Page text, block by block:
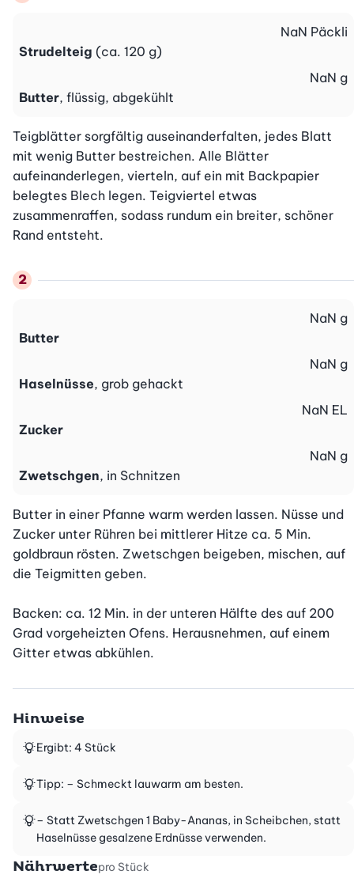
Strudelteig (ca. 120 g)
NaN Päckli
Butter, flüssig, abgekühlt
NaN g
Teigblätter sorgfältig auseinanderfalten, jedes Blatt
mit wenig Butter bestreichen. Alle Blätter
aufeinanderlegen, vierteln, auf ein mit Backpapier
belegtes Blech legen. Teigviertel etwas
zusammenraffen, sodass rundum ein breiter, schöner
Rand entsteht.
Butter
NaN g
Haselnüsse, grob gehackt
NaN g
Zucker
NaN EL
Zwetschgen, in Schnitzen
NaN g
Butter in einer Pfanne warm werden lassen. Nüsse und
Zucker unter Rühren bei mittlerer Hitze ca. 5 Min.
goldbraun rösten. Zwetschgen beigeben, mischen, auf
die Teigmitten geben.
Backen: ca. 12 Min. in der unteren Hälfte des auf 200
Grad vorgeheizten Ofens. Herausnehmen, auf einem
Gitter etwas abkühlen.
Hinweise
Ergibt: 4 Stück
Tipp: – Schmeckt lauwarm am besten.
– Statt Zwetschgen 1 Baby-Ananas, in Scheibchen, statt
Haselnüsse gesalzene Erdnüsse verwenden.
Nährwertepro Stück